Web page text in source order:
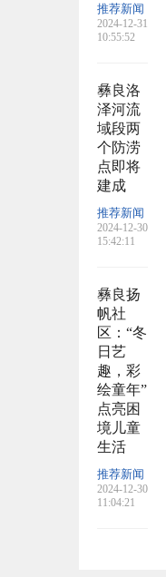
推荐新闻
2024-12-31
10:55:52
彝良洛
泽河流
域段两
个防涝
点即将
建成
推荐新闻
2024-12-30
15:42:11
彝良扬
帆社
区：“冬
日艺
趣，彩
绘童年”
点亮困
境儿童
生活
推荐新闻
2024-12-30
11:04:21